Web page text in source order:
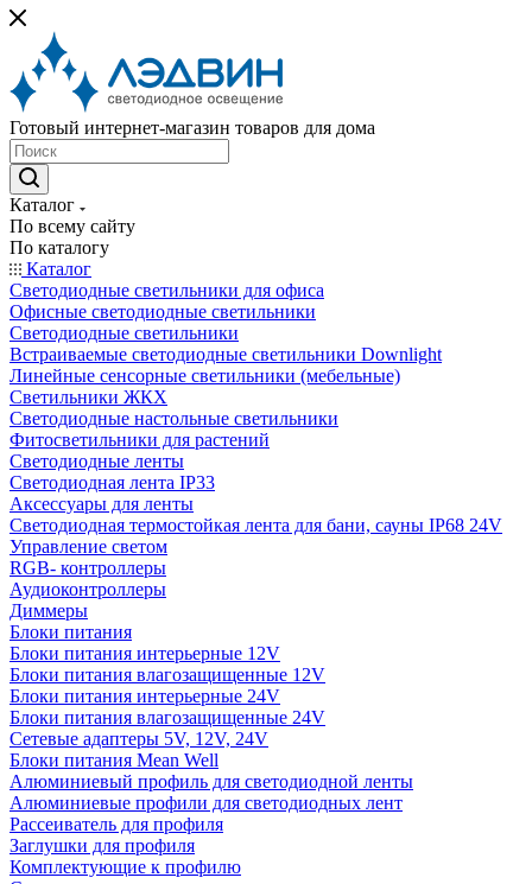
Готовый интернет-магазин товаров для дома
Каталог
По всему сайту
По каталогу
Каталог
Светодиодные светильники для офиса
Офисные светодиодные светильники
Светодиодные светильники
Встраиваемые светодиодные светильники Downlight
Линейные сенсорные светильники (мебельные)
Светильники ЖКХ
Светодиодные настольные светильники
Фитосветильники для растений
Светодиодные ленты
Светодиодная лента IP33
Аксессуары для ленты
Светодиодная термостойкая лента для бани, сауны IP68 24V
Управление светом
RGB- контроллеры
Аудиоконтроллеры
Диммеры
Блоки питания
Блоки питания интерьерные 12V
Блоки питания влагозащищенные 12V
Блоки питания интерьерные 24V
Блоки питания влагозащищенные 24V
Сетевые адаптеры 5V, 12V, 24V
Блоки питания Mean Well
Алюминиевый профиль для светодиодной ленты
Алюминиевые профили для светодиодных лент
Рассеиватель для профиля
Заглушки для профиля
Комплектующие к профилю